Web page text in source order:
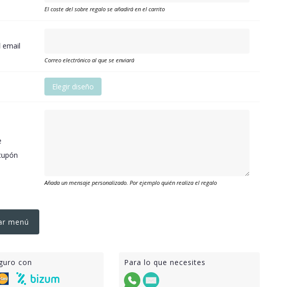
El coste del sobre regalo se añadirá en el carrito
email
Correo electrónico al que se enviará
Elegir diseño
Añada un mensaje personalizado. Por ejemplo quién realiza el regalo
menú
con Para lo que necesites